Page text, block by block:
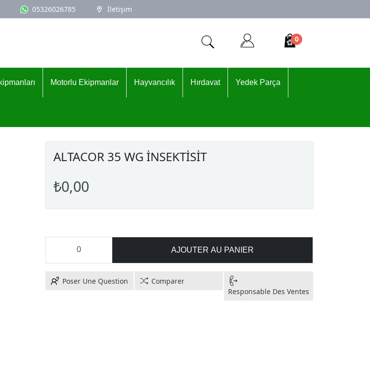
05326026785 İletişim
0
Motorlu Ekipmanlar Hayvancılık Hırdavat Yedek Parça
ALTACOR 35 WG İNSEKTİSİT
₺0,00
AJOUTER AU PANIER
Poser Une Question
Comparer
Responsable Des Ventes